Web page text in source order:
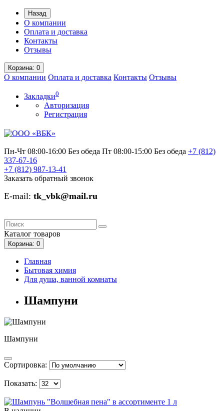
Назад
О компании
Оплата и доставка
Контакты
Отзывы
Корзина: 0
О компании Оплата и доставка Контакты Отзывы
Закладки0
Авторизация
Регистрация
Пн-Чт 08:00-16:00 Без обеда Пт 08:00-15:00 Без обеда +7 (812)
337-67-16
+7 (812) 987-13-41
Заказать обратный звонок
E-mail: tk_vbk@mail.ru
Каталог товаров
Корзина: 0
Главная
Бытовая химия
Для душа, ванной комнаты
Шампуни
Шампуни
Сортировка:
Показать: